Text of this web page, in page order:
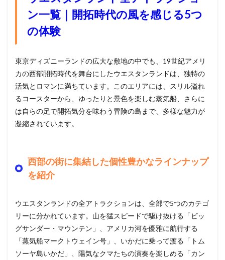
ン一覧｜開拓時代の風を感じる5つ
の体験
東京ディズニーランドの広大な敷地の中でも、19世紀アメリ
カの西部開拓時代を舞台にしたウエスタンランドは、独特の
活気とロマンに満ちています。このエリアには、スリル溢れ
るコースターから、ゆったりと景色を楽しむ蒸気船、さらに
は自らの足で開拓気分を味わう冒険の島まで、多様な魅力が
凝縮されています。
西部の街に集結した個性豊かなラインナップ
を紹介
ウエスタンランドの全アトラクションは、全部で5つのカテゴ
リーに分かれています。山を猛スピードで駆け抜ける「ビッ
グサンダー・マウンテン」、アメリカ河を優雅に航行する
「蒸気船マークトウェイン号」、いかだに乗って渡る「トム
ソーヤ島いかだ」、陽気なクマたちの演奏を楽しめる「カン